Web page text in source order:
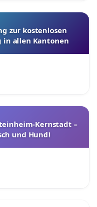
zur kostenlosen
allen Kantonen
Kernstadt –
und Hund!